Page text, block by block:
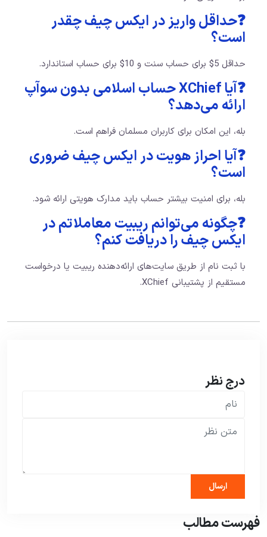
❓حداقل واریز در ایکس چیف چقدر
است؟
حداقل 5$ برای حساب سنت و 10$ برای حساب استاندارد.
❓آیا XChief حساب اسلامی بدون سوآپ
ارائه می‌دهد؟
بله، این امکان برای کاربران مسلمان فراهم است.
❓آیا احراز هویت در ایکس چیف ضروری
است؟
بله، برای امنیت بیشتر حساب باید مدارک هویتی ارائه شود.
❓چگونه می‌توانم ریبیت معاملاتم در
ایکس چیف را دریافت کنم؟
با ثبت نام از طریق سایت‌های ارائه‌دهنده ریبیت یا درخواست
مستقیم از پشتیبانی XChief.
درج نظر
فهرست مطالب